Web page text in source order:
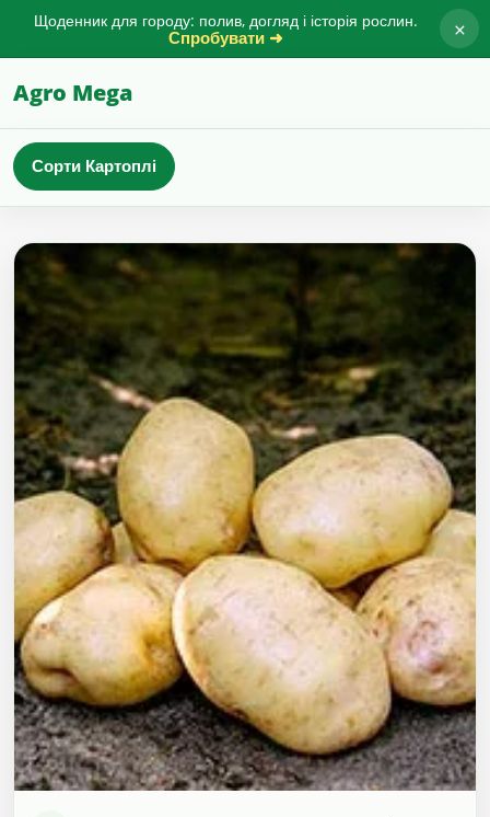
Щоденник для городу: полив, догляд і історія рослин.
Спробувати ➜ ×
Agro Mega
Сорти Картоплі